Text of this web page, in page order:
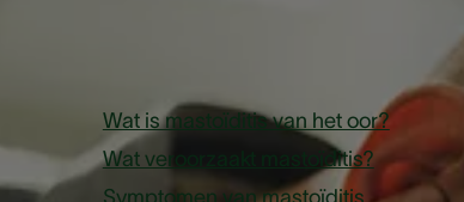
Wat is mastoïditis van het oor?
Wat veroorzaakt mastoïditis?
Symptomen van mastoïditis